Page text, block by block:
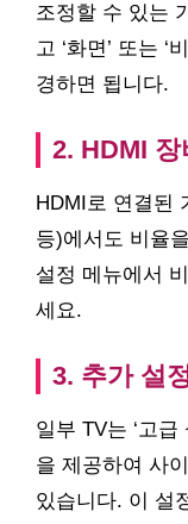
조정할 수 있는
고 ‘화면’ 또는 ‘
경하면 됩니다.
2. HDMI 장
HDMI로 연결된
등)에서도 비율
설정 메뉴에서
세요.
3. 추가 설
일부 TV는 ‘고급
을 제공하여 사
있습니다. 이 설